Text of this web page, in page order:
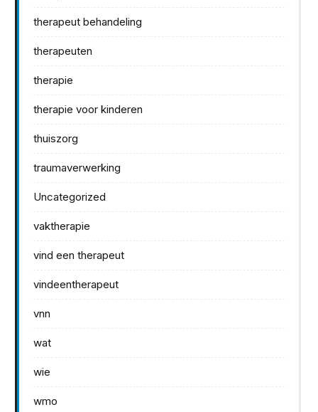
therapeut behandeling
therapeuten
therapie
therapie voor kinderen
thuiszorg
traumaverwerking
Uncategorized
vaktherapie
vind een therapeut
vindeentherapeut
vnn
wat
wie
wmo